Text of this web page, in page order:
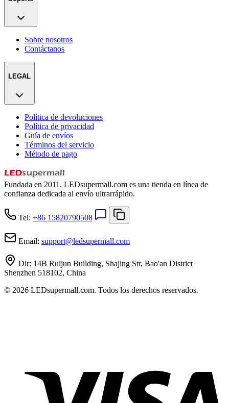
Sobre nosotros
Contáctanos
LEGAL
Política de devoluciones
Política de privacidad
Guía de envíos
Términos del servicio
Método de pago
Fundada en 2011, LEDsupermall.com es una tienda en línea de
confianza dedicada al envío ultrarrápido.
Tel: +86 15820790508
Email: support@ledsupermall.com
Dir: 14B Ruijun Building, Shajing Str, Bao'an District
Shenzhen 518102, China
© 2026 LEDsupermall.com. Todos los derechos reservados.